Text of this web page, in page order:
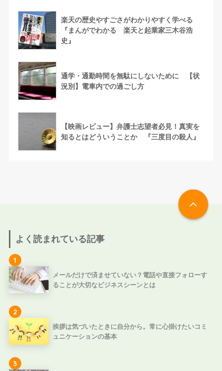
楽天の歴史やすごさがわかりやすく学べる
『まんがでわかる 楽天と起業家三木谷浩
史』
通学・通勤時間を無駄にしないために 【状
況別】電車内での過ごし方
【映画レビュー】弁護士志望者必見！真実を
知るとはどういうことか 『三度目の殺人』
よく読まれている記事
1
メールだけで済ませていない？電話や直接フォローす
ることが大切なビジネスシーンとは
2
挨拶は気づいたときに自分から。常に心掛けたいコミ
ュニケーションの基本
3